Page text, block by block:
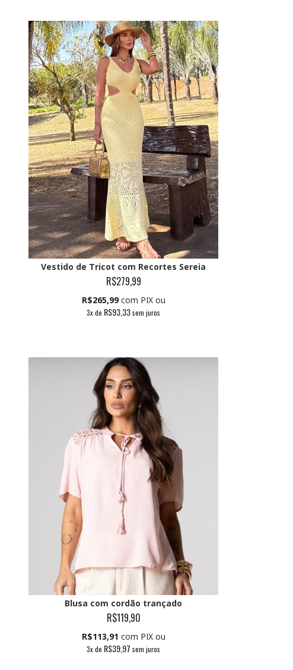
Vestido de Tricot com Recortes Sereia
R$279,99
R$265,99com PIX ou
3x de R$93,33sem juros
Blusa com cordão trançado
R$119,90
R$113,91 com PIX ou
3x de R$39,97 sem juros